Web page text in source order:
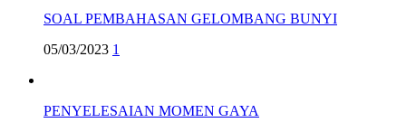
SOAL PEMBAHASAN GELOMBANG BUNYI
05/03/2023 1
PENYELESAIAN MOMEN GAYA